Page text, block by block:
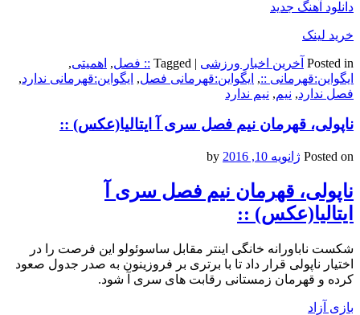
دانلود آهنگ جدید
خرید لینک
Posted in آخرین اخبار ورزشی |
Tagged :: فصل, اهمیتی,
ایگواین:قهرمانی ::, ایگواین:قهرمانی فصل, ایگواین:قهرمانی ندارد,
فصل ندارد, نیم, نیم ندارد
ناپولی، قهرمان نیم فصل سری آ ایتالیا(عکس) ::
Posted on ژانویه 10, 2016
ناپولی، قهرمان نیم فصل سری آ
ایتالیا(عکس) ::
شکست ناباورانه خانگی اینتر مقابل ساسوئولو این فرصت را در
اختیار ناپولی قرار داد تا با برتری بر فروزینون به صدر جدول صعود
کرده و قهرمان زمستانی رقابت های سری آ شود.
بازی آزاد